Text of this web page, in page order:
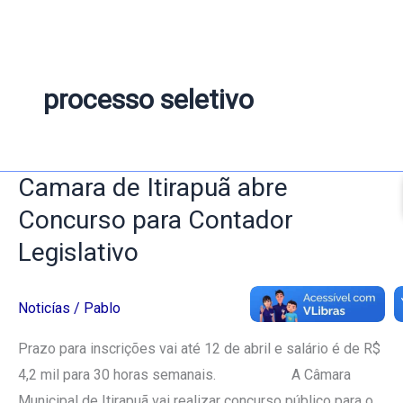
processo seletivo
Camara de Itirapuã abre
Concurso para Contador
Legislativo
Noticías / Pablo
Prazo para inscrições vai até 12 de abril e salário é de R$
4,2 mil para 30 horas semanais. A Câmara
Camara
de
abre
para
Contador
Legislativo